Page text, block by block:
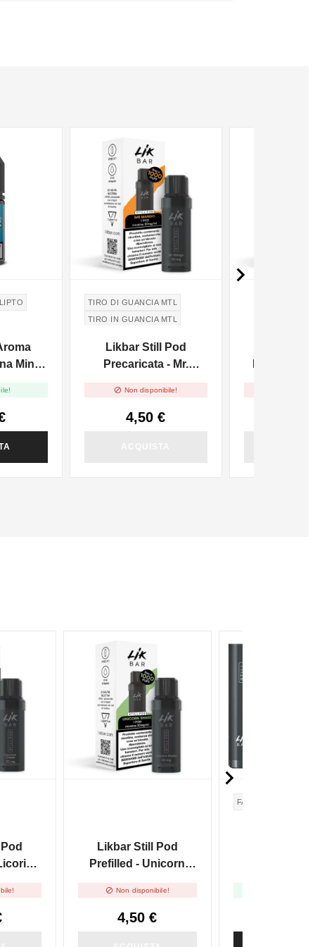
Mint -
TIRO DI GUANCIA MTL
TIRO IN GUANCIA MTL
Likbar Still Pod
Precaricata - Mr.
 Non disponibile!
4,50 €

Likbar Still Pod
Prefilled - Unicorn
 Non disponibile!
4,50 €
FACILE
